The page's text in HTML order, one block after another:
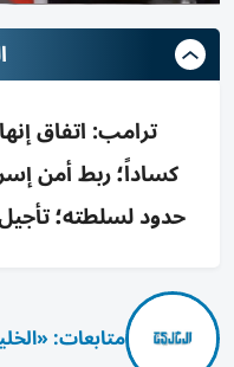
ترامب: اتفاق
كساداً؛ ربط أمن
حدود لسلطته؛
متابعات: